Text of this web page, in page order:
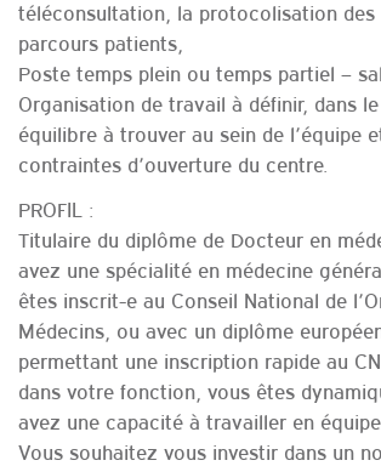
téléconsultation, la protocolisation des
parcours patients,
Poste temps plein ou temps partiel –
Organisation de travail à définir, dans
équilibre à trouver au sein de l’équipe
contraintes d’ouverture du centre.
PROFIL :
Titulaire du diplôme de Docteur en
avez une spécialité en médecine
êtes inscrit-e au Conseil National de
Médecins, ou avec un diplôme
permettant une inscription rapide au
dans votre fonction, vous êtes
avez une capacité à travailler en équipe.
Vous souhaitez vous investir dans un